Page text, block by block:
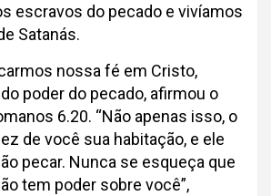
escravos do pecado e vivíamos
Satanás.
nossa fé em Cristo,
poder do pecado, afirmou o
6.20. “Não apenas isso, o
de você sua habitação, e ele
pecar. Nunca se esqueça que
tem poder sobre você”,